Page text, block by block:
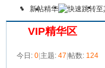
主站 论坛
新帖精华
VIP精华区
今日: 0|主题: 47|帖数: 124